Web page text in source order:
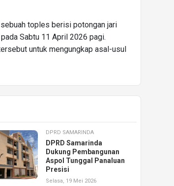
toples berisi potongan jari
Sabtu 11 April 2026 pagi.
untuk mengungkap asal-usul
DPRD SAMARINDA
DPRD Samarinda
Dukung Pembangunan
Aspol Tunggal Panaluan
Presisi
Selasa, 19 Mei 2026